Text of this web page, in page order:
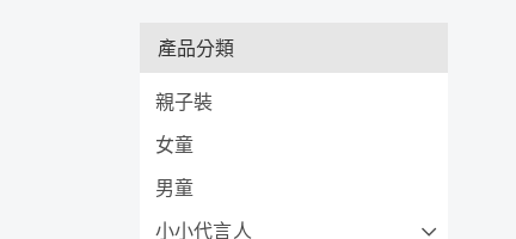
產品分類
親子裝
女童
男童
小小代言人